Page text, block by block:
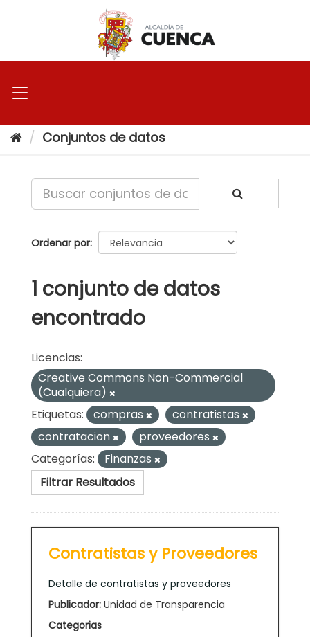
Conjuntos de datos
Ordenar por
1 conjunto de datos
encontrado
Licencias:
Creative Commons Non-Commercial
(Cualquiera)
Etiquetas:
compras
contratistas
contratacion
proveedores
Categorías:
Finanzas
Filtrar Resultados
Contratistas y Proveedores
Detalle de contratistas y proveedores
Publicador: Unidad de Transparencia
Categorias